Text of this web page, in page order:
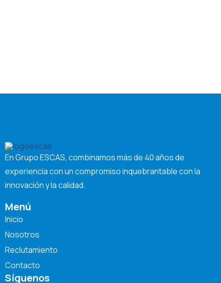
En Grupo ESCAS, combinamos más de 40 años de
experiencia con un compromiso inquebrantable con la
innovación y la calidad.
Menú
Inicio
Nosotros
Reclutamiento
Contacto
Síguenos